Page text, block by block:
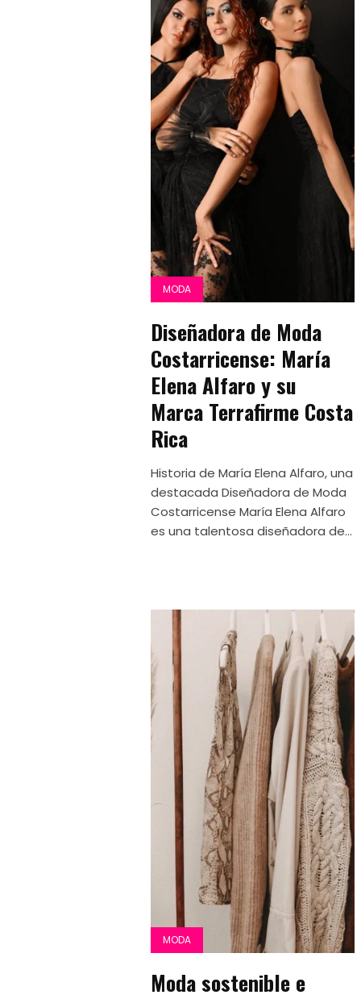
MODA
Diseñadora de Moda
Costarricense: María
Elena Alfaro y su
Marca Terrafirme Costa
Rica
Historia de María Elena Alfaro, una
destacada Diseñadora de Moda
Costarricense María Elena Alfaro
es una talentosa diseñadora de...
MODA
Moda sostenible e